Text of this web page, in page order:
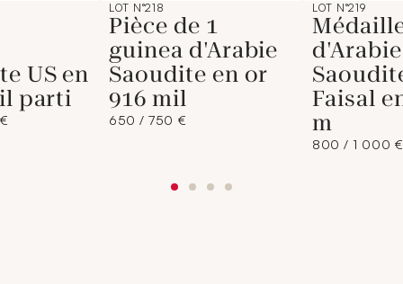
US en
parti
LOT N°218
Pièce de 1
guinea d'Arabie
Saoudite en or
916 mil
650 / 750 €
LOT N°219
d'Arabie
Faisal
m
800 / 1 000 €